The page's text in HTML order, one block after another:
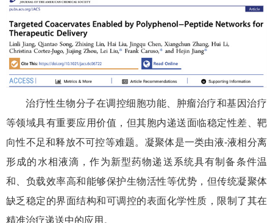
治疗性生物分子在调控细胞功能、肿瘤治疗和基因治疗
等领域具有重要应用价值，但其胞内递送面临稳定性差、靶
向性不足和释放不可控等难题。凝聚体是一类由液-液相分离
形成的水相液滴，作为新型药物递送系统具有制备条件温
和、负载效率高和能够保护生物活性等优势，但传统凝聚体
缺乏稳定的界面结构和可调控的表面化学性质，限制了其在
精准治疗递送中的应用。